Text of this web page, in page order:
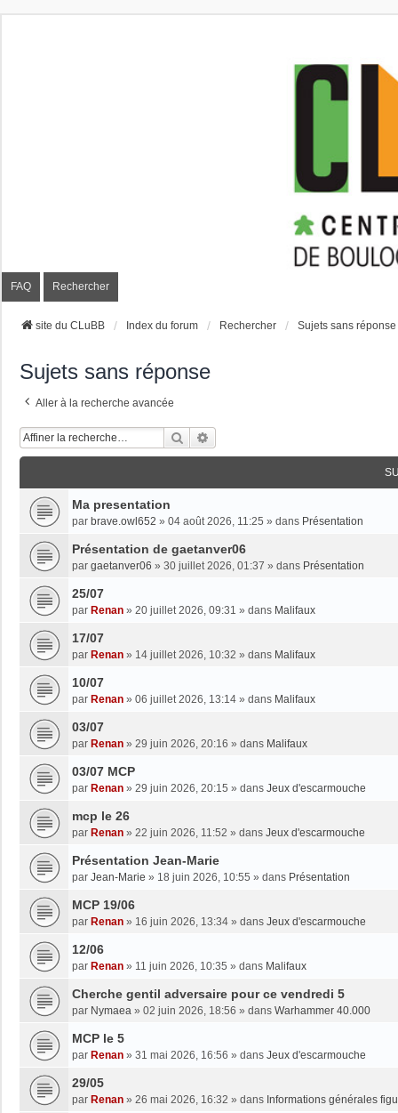
FAQ Rechercher
site du CLuBB Index du forum Rechercher Sujets sans réponse
Sujets sans réponse
Aller à la recherche avancée
Rechercher
Ma presentation
par brave.owl652 » 04 août 2026, 11:25 » dans Présentation
Présentation de gaetanver06
par gaetanver06 » 30 juillet 2026, 01:37 » dans Présentation
25/07
par Renan » 20 juillet 2026, 09:31 » dans Malifaux
17/07
par Renan » 14 juillet 2026, 10:32 » dans Malifaux
10/07
par Renan » 06 juillet 2026, 13:14 » dans Malifaux
03/07
par Renan » 29 juin 2026, 20:16 » dans Malifaux
03/07 MCP
par Renan » 29 juin 2026, 20:15 » dans Jeux d'escarmouche
mcp le 26
par Renan » 22 juin 2026, 11:52 » dans Jeux d'escarmouche
Présentation Jean-Marie
par Jean-Marie » 18 juin 2026, 10:55 » dans Présentation
MCP 19/06
par Renan » 16 juin 2026, 13:34 » dans Jeux d'escarmouche
12/06
par Renan » 11 juin 2026, 10:35 » dans Malifaux
Cherche gentil adversaire pour ce vendredi 5
par Nymaea » 02 juin 2026, 18:56 » dans Warhammer 40.000
MCP le 5
par Renan » 31 mai 2026, 16:56 » dans Jeux d'escarmouche
29/05
par Renan » 26 mai 2026, 16:32 » dans Informations générales